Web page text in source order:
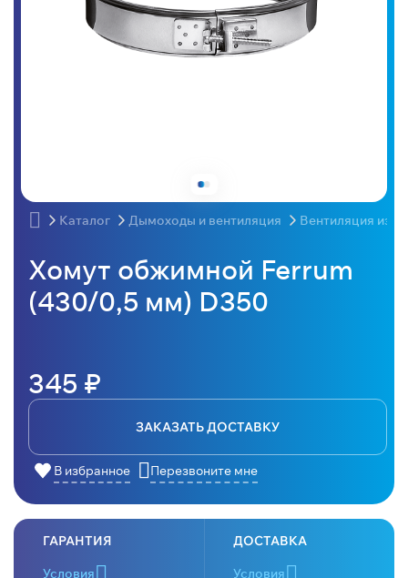
Каталог Дымоходы и вентиляция Вентиляция из
Хомут обжимной Ferrum
(430/0,5 мм) D350
345 ₽
ЗАКАЗАТЬ ДОСТАВКУ
В избранное Перезвоните мне
ГАРАНТИЯ
Условия
ДОСТАВКА
Условия